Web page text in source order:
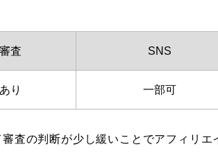
審査 SNS
あり 一部可
査の判断が少し緩いことでアフィリエ